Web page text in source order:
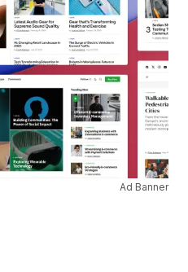
Ad Banner